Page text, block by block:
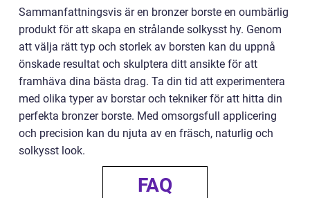
Sammanfattningsvis är en bronzer borste en oumbärlig
produkt för att skapa en strålande solkysst hy. Genom
att välja rätt typ och storlek av borsten kan du uppnå
önskade resultat och skulptera ditt ansikte för att
framhäva dina bästa drag. Ta din tid att experimentera
med olika typer av borstar och tekniker för att hitta din
perfekta bronzer borste. Med omsorgsfull applicering
och precision kan du njuta av en fräsch, naturlig och
solkysst look.
FAQ